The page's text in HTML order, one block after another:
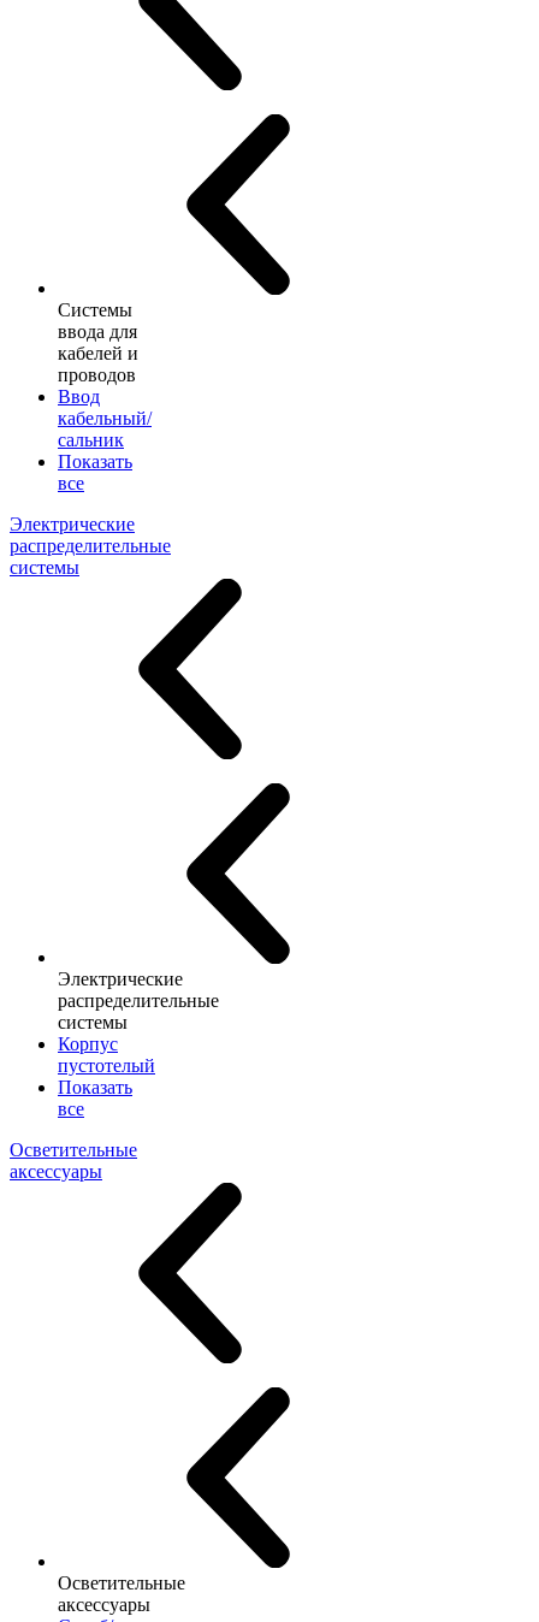
Системы
ввода для
кабелей и
проводов
Ввод
кабельный/
сальник
Показать
все
Электрические
распределительные
системы
Электрические
распределительные
системы
Корпус
пустотелый
Показать
все
Осветительные
аксессуары
Осветительные
аксессуары